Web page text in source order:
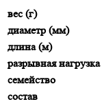
вес (г)
диаметр (мм)
длина (м)
разрывная
семейство
состав